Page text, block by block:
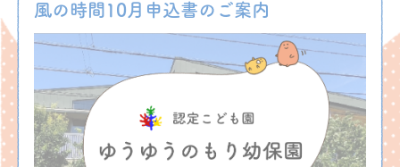
風の時間10月申込書のご案内